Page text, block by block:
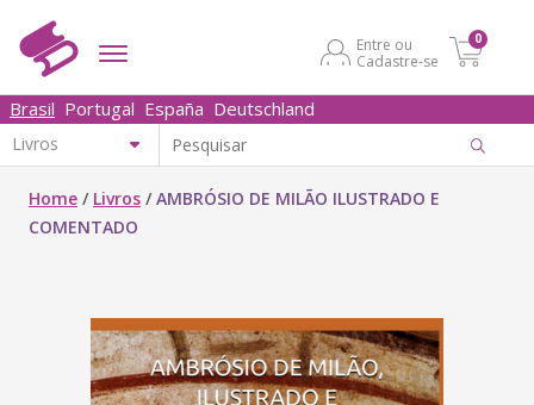
Entre ou
Cadastre-se
0
Brasil Portugal España Deutschland
Home / Livros /AMBRÓSIO DE MILÃO ILUSTRADO E
COMENTADO